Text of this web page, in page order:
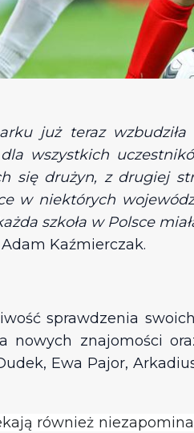
już teraz
wszystkich
się drużyn, z drugiej
w niektórych
szkoła w Polsce
Kaźmierczak.
sprawdzenia
znajomości
Ewa Pajor,
również